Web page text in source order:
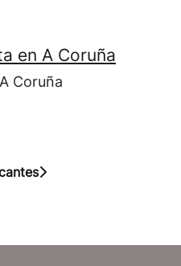
en A Coruña
A Coruña